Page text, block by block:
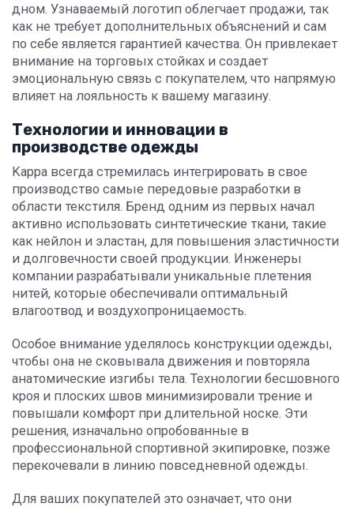
дном. Узнаваемый логотип облегчает продажи, так
как не требует дополнительных объяснений и сам
по себе является гарантией качества. Он привлекает
внимание на торговых стойках и создает
эмоциональную связь с покупателем, что напрямую
влияет на лояльность к вашему магазину.
Технологии и инновации в
производстве одежды
Kappa всегда стремилась интегрировать в свое
производство самые передовые разработки в
области текстиля. Бренд одним из первых начал
активно использовать синтетические ткани, такие
как нейлон и эластан, для повышения эластичности
и долговечности своей продукции. Инженеры
компании разрабатывали уникальные плетения
нитей, которые обеспечивали оптимальный
влагоотвод и воздухопроницаемость.
Особое внимание уделялось конструкции одежды,
чтобы она не сковывала движения и повторяла
анатомические изгибы тела. Технологии бесшовного
кроя и плоских швов минимизировали трение и
повышали комфорт при длительной носке. Эти
решения, изначально опробованные в
профессиональной спортивной экипировке, позже
перекочевали в линию повседневной одежды.
Для ваших покупателей это означает, что они